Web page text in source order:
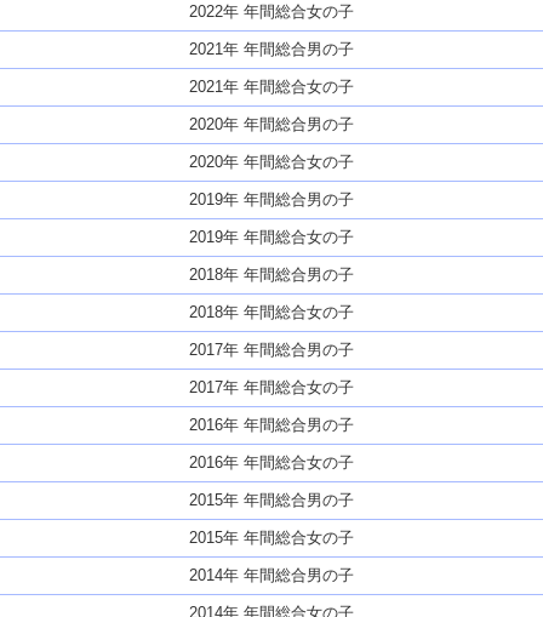
2022年 年間総合女の子
2021年 年間総合男の子
2021年 年間総合女の子
2020年 年間総合男の子
2020年 年間総合女の子
2019年 年間総合男の子
2019年 年間総合女の子
2018年 年間総合男の子
2018年 年間総合女の子
2017年 年間総合男の子
2017年 年間総合女の子
2016年 年間総合男の子
2016年 年間総合女の子
2015年 年間総合男の子
2015年 年間総合女の子
2014年 年間総合男の子
2014年 年間総合女の子